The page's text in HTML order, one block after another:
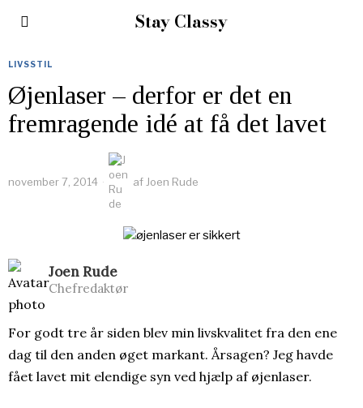
Stay Classy
LIVSSTIL
Øjenlaser – derfor er det en
fremragende idé at få det lavet
november 7, 2014 af Joen Rude
Joen Rude
Chefredaktør
For godt tre år siden blev min livskvalitet fra den ene
dag til den anden øget markant. Årsagen? Jeg havde
fået lavet mit elendige syn ved hjælp af øjenlaser.